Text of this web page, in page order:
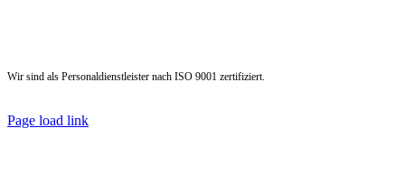
Wir sind als Personal­dienst­leister nach ISO 9001 zertifiziert.
Page load link